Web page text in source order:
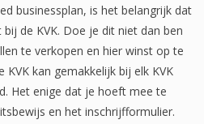
businessplan, is het belangrijk dat
de KVK. Doe je dit niet dan ben
te verkopen en hier winst op te
KVK kan gemakkelijk bij elk KVK
Het enige dat je hoeft mee te
en het inschrijfformulier.